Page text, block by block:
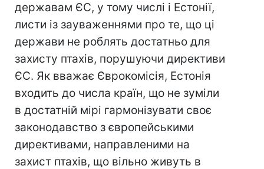
державам ЄС, у тому числі і Естонії,
листи із зауваженнями про те, що ці
держави не роблять достатньо для
захисту птахів, порушуючи директиви
ЄС. Як вважає Єврокомісія, Естонія
входить до числа країн, що не зуміли
в достатній мірі гармонізувати своє
законодавство з європейськими
директивами, направленими на
захист птахів, що вільно живуть в